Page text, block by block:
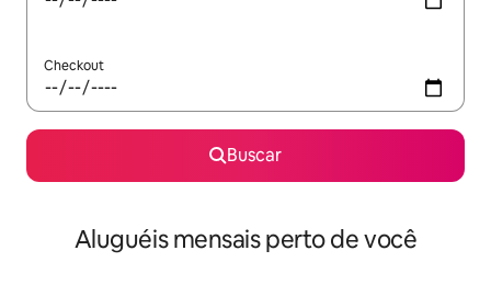
Checkout
Buscar
Aluguéis mensais perto de você